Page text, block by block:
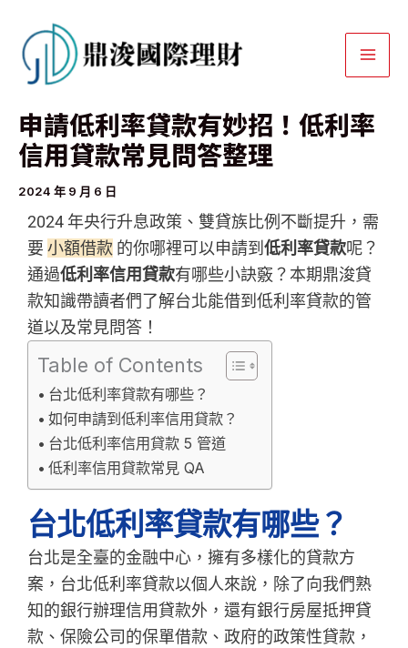
申請低利率貸款有妙招！低利率
信用貸款常見問答整理
2024 年 9 月 6 日
2024 年央行升息政策、雙貸族比例不斷提升，需
要 小額借款 的你哪裡可以申請到 低利率貸款呢？
通過低利率信用貸款有哪些小訣竅？本期鼎浚貸
款知識帶讀者們了解台北能借到低利率貸款的管
道以及常見問答！
Table of Contents
台北低利率貸款有哪些？
如何申請到低利率信用貸款？
台北低利率信用貸款 5 管道
低利率信用貸款常見 QA
台北低利率貸款有哪些？
台北是全臺的金融中心，擁有多樣化的貸款方
案，台北低利率貸款以個人來說，除了向我們熟
知的銀行辦理信用貸款外，還有銀行房屋抵押貸
款、保險公司的保單借款、政府的政策性貸款，